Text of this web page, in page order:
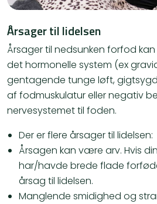
Årsager til lidelsen
Årsager til nedsunken forfod
det hormonelle system (ex
gentagende tunge løft,
af fodmuskulatur eller negativ
nervesystemet til foden.
Der er flere årsager til lidelsen:
Årsagen kan være arv. Hvis
har/havde brede flade
årsag til lidelsen.
Manglende smidighed og